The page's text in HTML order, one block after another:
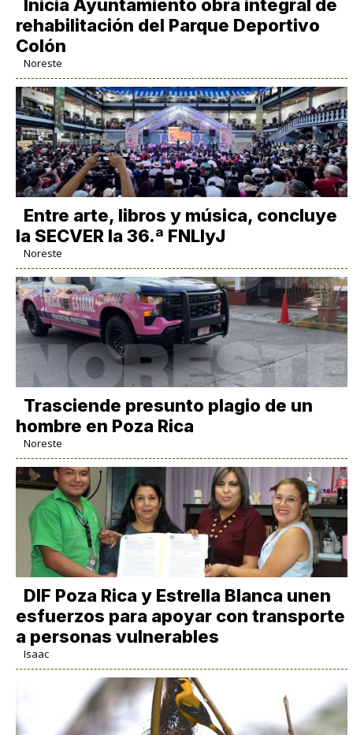
Inicia Ayuntamiento obra integral de
rehabilitación del Parque Deportivo
Colón
Noreste
Entre arte, libros y música, concluye
la SECVER la 36.ª FNLIyJ
Noreste
Trasciende presunto plagio de un
hombre en Poza Rica
Noreste
DIF Poza Rica y Estrella Blanca unen
esfuerzos para apoyar con transporte
a personas vulnerables
Isaac